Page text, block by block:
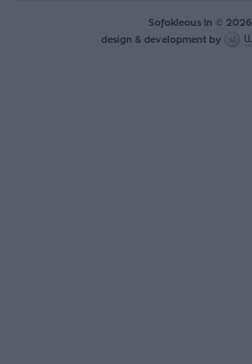
Sofokleous In © 2026
design & development by